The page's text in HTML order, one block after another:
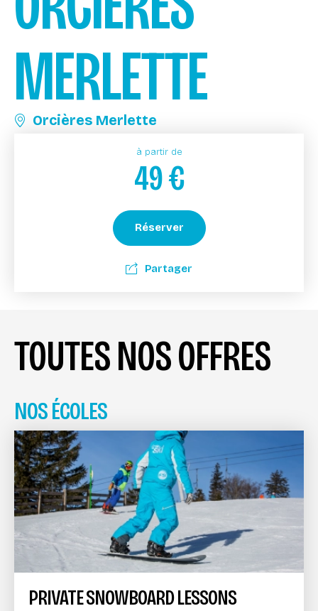
MERLETTE
Orcières Merlette
à partir de
49€
Réserver
Partager
TOUTES NOS OFFRES
NOS ÉCOLES
PRIVATE SNOWBOARD LESSONS